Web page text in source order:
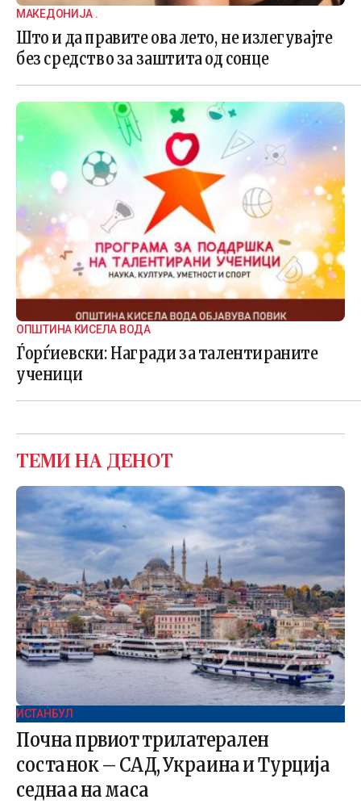
МАКЕДОНИЈА .
Што и да правите ова лето, не излегувајте
без средство за заштита од сонце
ОПШТИНА КИСЕЛА ВОДА
Ѓорѓиевски: Награди за талентираните
ученици
ТЕМИ НА ДЕНОТ
ИСТАНБУЛ
Почна првиот трилатерален
состанок – САД, Украина и Турција
седнаа на маса